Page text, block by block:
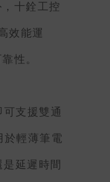
十銓工控
效能運
性。
支援雙通
輕薄筆電
延遲時間